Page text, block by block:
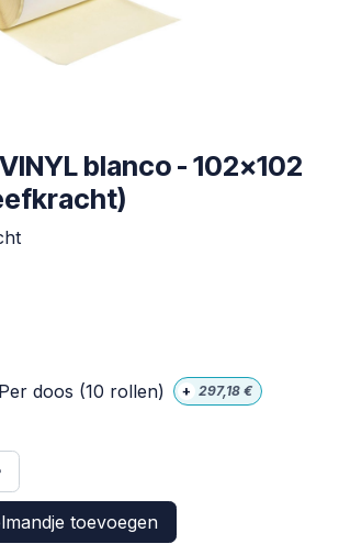
blanco - 102x102
Per doos (10 rollen) + 297,18 €
toevoegen